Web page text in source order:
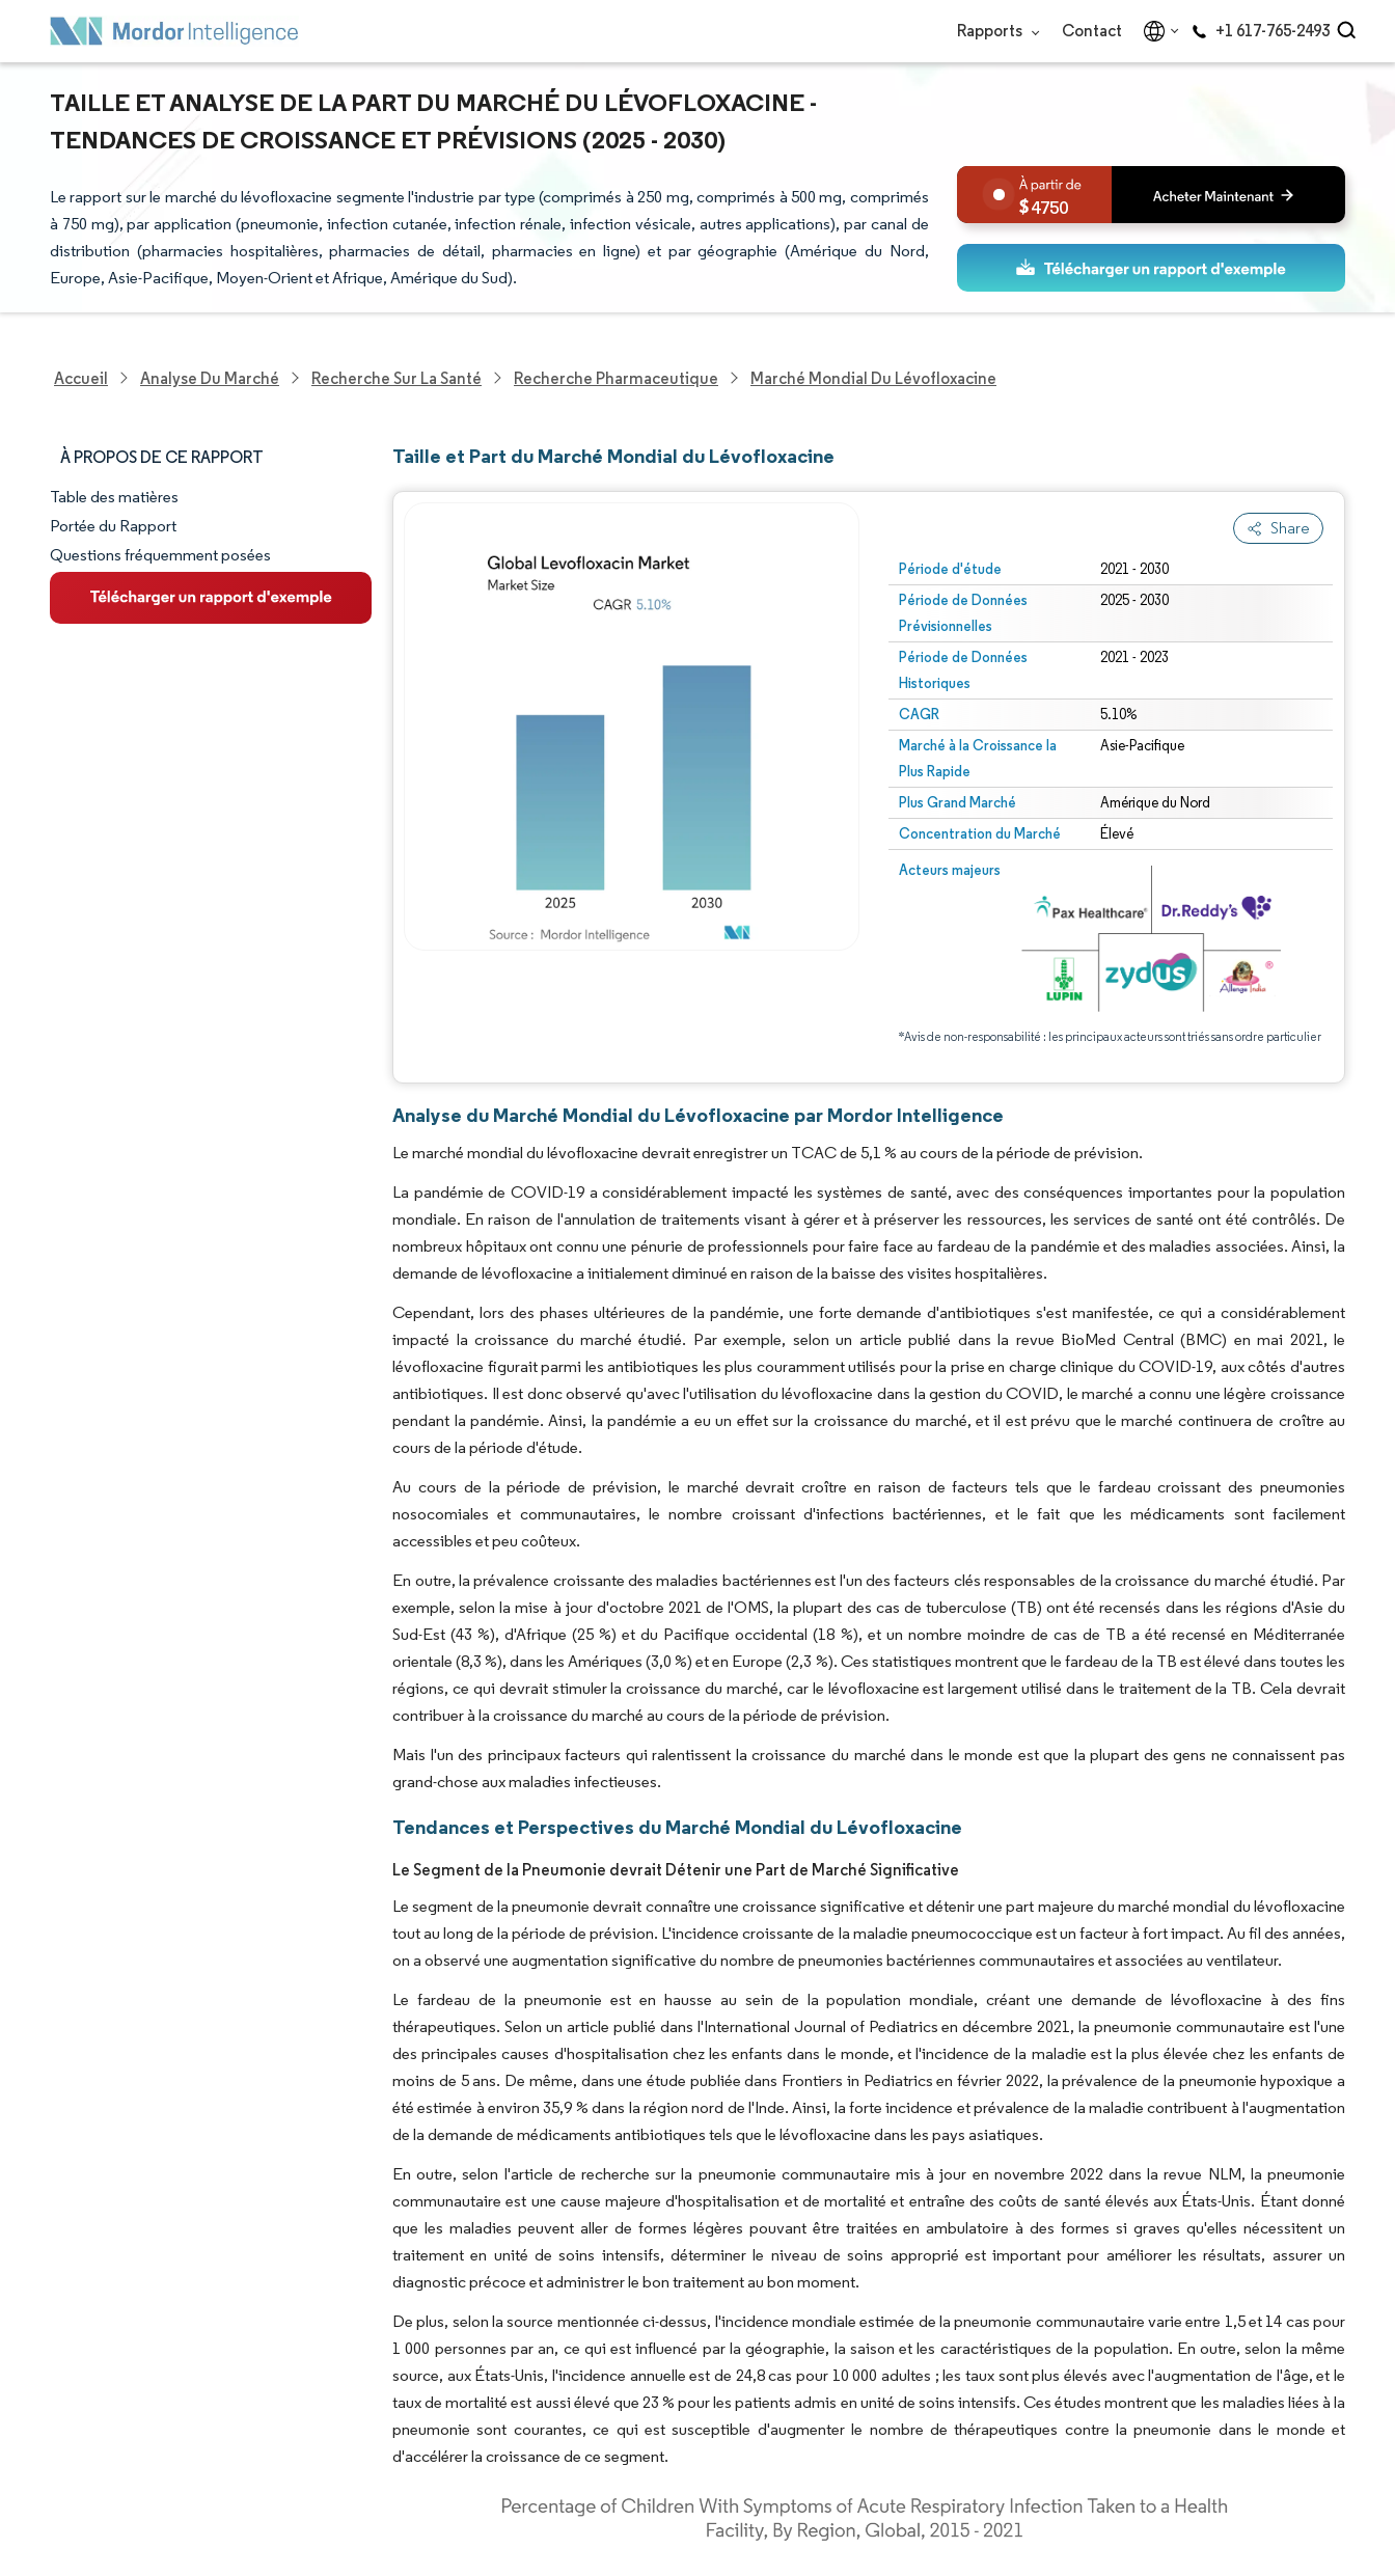
Rapports Contact +1 617-765-2493
TAILLE ET ANALYSE DE LA PART DU MARCHÉ DU LÉVOFLOXACINE -
TENDANCES DE CROISSANCE ET PRÉVISIONS (2025 - 2030)
Le rapport sur le marché du lévofloxacine segmente l'industrie par type (comprimés à 250 mg, comprimés à 500 mg, comprimés
à 750 mg), par application (pneumonie, infection cutanée, infection rénale, infection vésicale, autres applications), par canal de
distribution (pharmacies hospitalières, pharmacies de détail, pharmacies en ligne) et par géographie (Amérique du Nord,
Europe, Asie-Pacifique, Moyen-Orient et Afrique, Amérique du Sud).
4750
Accueil Analyse Du Marché Recherche Sur La Santé Recherche Pharmaceutique Marché Mondial Du Lévofloxacine
À PROPOS DE CE RAPPORT
Aperçu du marché
VUE D’ENSEMBLE DU MARCHÉ
Principales tendances du marché
Table des matières
Portée du Rapport
Questions fréquemment posées
Taille et Part du Marché Mondial du Lévofloxacine
Share
Période d'étude 2021 - 2030
Période de Données
Prévisionnelles
2025 - 2030
Période de Données
Historiques
2021 - 2023
CAGR 5.10%
Marché à la Croissance la
Plus Rapide
Asie-Pacifique
Plus Grand Marché Amérique du Nord
Concentration du Marché Élevé
Acteurs majeurs
*Avis de non-responsabilité : les principaux acteurs sont triés sans ordre particulier
Analyse du Marché Mondial du Lévofloxacine par Mordor Intelligence
Le marché mondial du lévofloxacine devrait enregistrer un TCAC de 5,1 % au cours de la période de prévision.
La pandémie de COVID-19 a considérablement impacté les systèmes de santé, avec des conséquences importantes pour la population
mondiale. En raison de l'annulation de traitements visant à gérer et à préserver les ressources, les services de santé ont été contrôlés. De
nombreux hôpitaux ont connu une pénurie de professionnels pour faire face au fardeau de la pandémie et des maladies associées. Ainsi, la
demande de lévofloxacine a initialement diminué en raison de la baisse des visites hospitalières.
Cependant, lors des phases ultérieures de la pandémie, une forte demande d'antibiotiques s'est manifestée, ce qui a considérablement
impacté la croissance du marché étudié. Par exemple, selon un article publié dans la revue BioMed Central (BMC) en mai 2021, le
lévofloxacine figurait parmi les antibiotiques les plus couramment utilisés pour la prise en charge clinique du COVID-19, aux côtés d'autres
antibiotiques. Il est donc observé qu'avec l'utilisation du lévofloxacine dans la gestion du COVID, le marché a connu une légère croissance
pendant la pandémie. Ainsi, la pandémie a eu un effet sur la croissance du marché, et il est prévu que le marché continuera de croître au
cours de la période d'étude.
Au cours de la période de prévision, le marché devrait croître en raison de facteurs tels que le fardeau croissant des pneumonies
nosocomiales et communautaires, le nombre croissant d'infections bactériennes, et le fait que les médicaments sont facilement
accessibles et peu coûteux.
En outre, la prévalence croissante des maladies bactériennes est l'un des facteurs clés responsables de la croissance du marché étudié. Par
exemple, selon la mise à jour d'octobre 2021 de l'OMS, la plupart des cas de tuberculose (TB) ont été recensés dans les régions d'Asie du
Sud-Est (43 %), d'Afrique (25 %) et du Pacifique occidental (18 %), et un nombre moindre de cas de TB a été recensé en Méditerranée
orientale (8,3 %), dans les Amériques (3,0 %) et en Europe (2,3 %). Ces statistiques montrent que le fardeau de la TB est élevé dans toutes les
régions, ce qui devrait stimuler la croissance du marché, car le lévofloxacine est largement utilisé dans le traitement de la TB. Cela devrait
contribuer à la croissance du marché au cours de la période de prévision.
Mais l'un des principaux facteurs qui ralentissent la croissance du marché dans le monde est que la plupart des gens ne connaissent pas
grand-chose aux maladies infectieuses.
Tendances et Perspectives du Marché Mondial du Lévofloxacine
Le Segment de la Pneumonie devrait Détenir une Part de Marché Significative
Le segment de la pneumonie devrait connaître une croissance significative et détenir une part majeure du marché mondial du lévofloxacine
tout au long de la période de prévision. L'incidence croissante de la maladie pneumococcique est un facteur à fort impact. Au fil des années,
on a observé une augmentation significative du nombre de pneumonies bactériennes communautaires et associées au ventilateur.
Le fardeau de la pneumonie est en hausse au sein de la population mondiale, créant une demande de lévofloxacine à des fins
thérapeutiques. Selon un article publié dans l'International Journal of Pediatrics en décembre 2021, la pneumonie communautaire est l'une
des principales causes d'hospitalisation chez les enfants dans le monde, et l'incidence de la maladie est la plus élevée chez les enfants de
moins de 5 ans. De même, dans une étude publiée dans Frontiers in Pediatrics en février 2022, la prévalence de la pneumonie hypoxique a
été estimée à environ 35,9 % dans la région nord de l'Inde. Ainsi, la forte incidence et prévalence de la maladie contribuent à l'augmentation
de la demande de médicaments antibiotiques tels que le lévofloxacine dans les pays asiatiques.
En outre, selon l'article de recherche sur la pneumonie communautaire mis à jour en novembre 2022 dans la revue NLM, la pneumonie
communautaire est une cause majeure d'hospitalisation et de mortalité et entraîne des coûts de santé élevés aux États-Unis. Étant donné
que les maladies peuvent aller de formes légères pouvant être traitées en ambulatoire à des formes si graves qu'elles nécessitent un
traitement en unité de soins intensifs, déterminer le niveau de soins approprié est important pour améliorer les résultats, assurer un
diagnostic précoce et administrer le bon traitement au bon moment.
De plus, selon la source mentionnée ci-dessus, l'incidence mondiale estimée de la pneumonie communautaire varie entre 1,5 et 14 cas pour
1 000 personnes par an, ce qui est influencé par la géographie, la saison et les caractéristiques de la population. En outre, selon la même
source, aux États-Unis, l'incidence annuelle est de 24,8 cas pour 10 000 adultes ; les taux sont plus élevés avec l'augmentation de l'âge, et le
taux de mortalité est aussi élevé que 23 % pour les patients admis en unité de soins intensifs. Ces études montrent que les maladies liées à la
pneumonie sont courantes, ce qui est susceptible d'augmenter le nombre de thérapeutiques contre la pneumonie dans le monde et
d'accélérer la croissance de ce segment.